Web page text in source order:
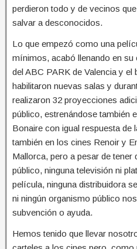
perdieron todo y de vecinos
salvar a desconocidos.
Lo que empezó como una
mínimos, acabó llenando en su
del ABC PARK de Valencia y
habilitaron nuevas salas y
realizaron 32 proyecciones
público, estrenándose también
Bonaire con igual respuesta de
también en los cines Renoir y
Mallorca, pero a pesar de tener
público, ninguna televisión ni
película, ninguna distribuidora
ni ningún organismo público
subvención o ayuda.
Hemos tenido que llevar